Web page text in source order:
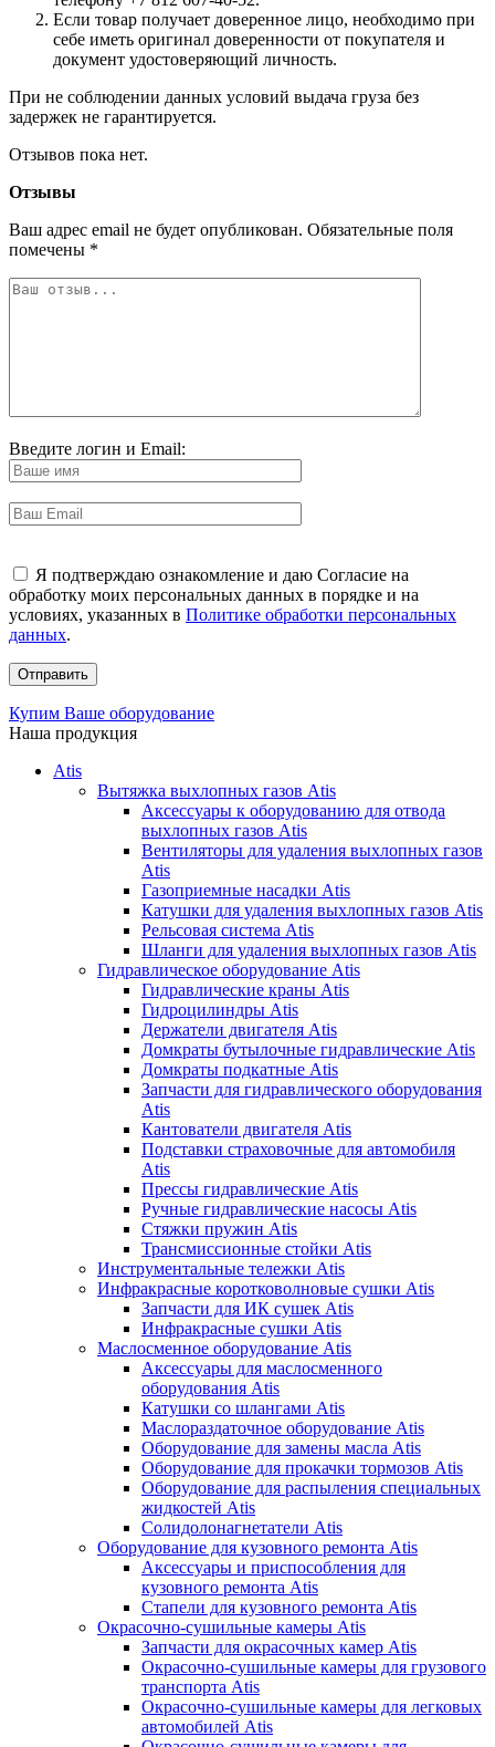
Если товар получает доверенное лицо, необходимо при
себе иметь оригинал доверенности от покупателя и
документ удостоверяющий личность.
При не соблюдении данных условий выдача груза без
задержек не гарантируется.
Отзывов пока нет.
Отзывы
Ваш адрес email не будет опубликован. Обязательные поля
помечены *
Введите логин и Email:
Я подтверждаю ознакомление и даю Согласие на
обработку моих персональных данных в порядке и на
условиях, указанных в Политике обработки персональных
данных.
Купим Ваше оборудование
Наша продукция
Atis
Вытяжка выхлопных газов Atis
Аксессуары к оборудованию для отвода
выхлопных газов Atis
Вентиляторы для удаления выхлопных газов
Atis
Газоприемные насадки Atis
Катушки для удаления выхлопных газов Atis
Рельсовая система Atis
Шланги для удаления выхлопных газов Atis
Гидравлическое оборудование Atis
Гидравлические краны Atis
Гидроцилиндры Atis
Держатели двигателя Atis
Домкраты бутылочные гидравлические Atis
Домкраты подкатные Atis
Запчасти для гидравлического оборудования
Atis
Кантователи двигателя Atis
Подставки страховочные для автомобиля
Atis
Прессы гидравлические Atis
Ручные гидравлические насосы Atis
Стяжки пружин Atis
Трансмиссионные стойки Atis
Инструментальные тележки Atis
Инфракрасные коротковолновые сушки Atis
Запчасти для ИК сушек Atis
Инфракрасные сушки Atis
Маслосменное оборудование Atis
Аксессуары для маслосменного
оборудования Atis
Катушки со шлангами Atis
Маслораздаточное оборудование Atis
Оборудование для замены масла Atis
Оборудование для прокачки тормозов Atis
Оборудование для распыления специальных
жидкостей Atis
Солидолонагнетатели Atis
Оборудование для кузовного ремонта Atis
Аксессуары и приспособления для
кузовного ремонта Atis
Стапели для кузовного ремонта Atis
Окрасочно-сушильные камеры Atis
Запчасти для окрасочных камер Atis
Окрасочно-сушильные камеры для грузового
транспорта Atis
Окрасочно-сушильные камеры для легковых
автомобилей Atis